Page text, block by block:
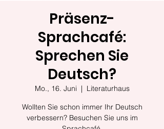
Präsenz-
Sprachcafé:
Sprechen Sie
Deutsch?
Mo., 16. Juni
  |
Literaturhaus
Wollten Sie schon immer Ihr Deutsch
verbessern? Besuchen Sie uns im